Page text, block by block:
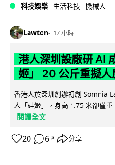
科技娛樂 生活科技 機械人
Lawton 17 小時
港人深圳設廠研 AI
姬」 20 公斤重擬人
香港人於深圳創辦初創 Somnia
人「硅姬」，身高 1.75 米卻僅
閱讀全文
20 6 ↗ 分享